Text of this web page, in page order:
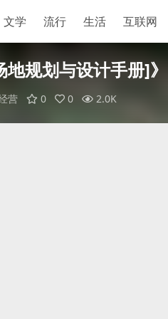
文学 流行 生活 互联网
地规划与设计手册]》
营 0 0 2.0K